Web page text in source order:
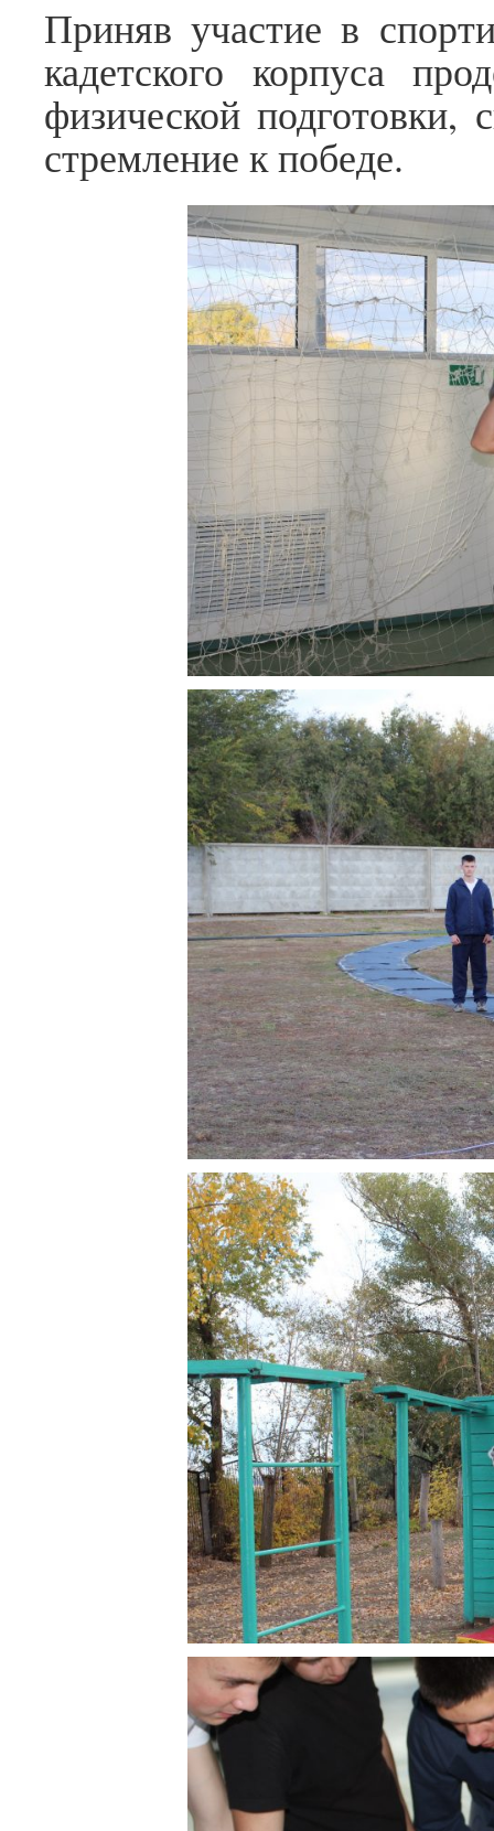
Приняв участие в
кадетского корпуса
физической подготовки,
стремление к победе.